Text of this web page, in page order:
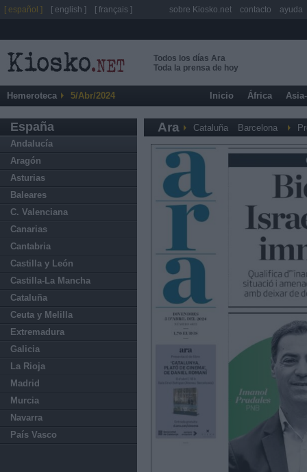
Todos los días Ara
Toda la prensa de hoy
Hemeroteca 5/Abr/2024 Inicio África
España
Andalucía
Aragón
Asturias
Baleares
C. Valenciana
Canarias
Cantabria
Castilla y León
Castilla-La Mancha
Cataluña
Ceuta y Melilla
Extremadura
Galicia
La Rioja
Madrid
Murcia
Navarra
País Vasco
Ara Cataluña Barcelona
[ español ] [ english ] [ français ] sobre Kiosko.net contacto ayuda